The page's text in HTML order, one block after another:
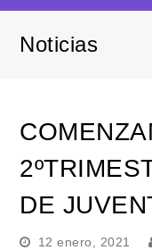
Noticias
DE
12 enero, 2021